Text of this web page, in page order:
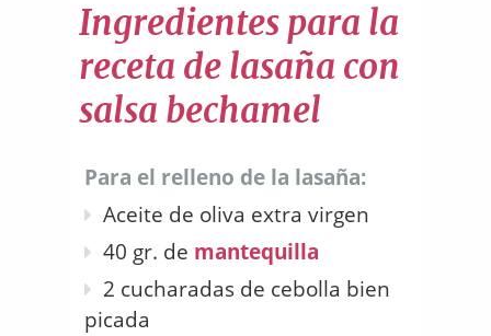
Ingredientes para la
receta de lasaña con
salsa bechamel
Para el relleno de la lasaña:
Aceite de oliva extra virgen
40 gr. de mantequilla
2 cucharadas de cebolla bien
picada